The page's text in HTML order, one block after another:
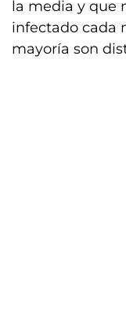
la media y que
infectado cada
mayoría son